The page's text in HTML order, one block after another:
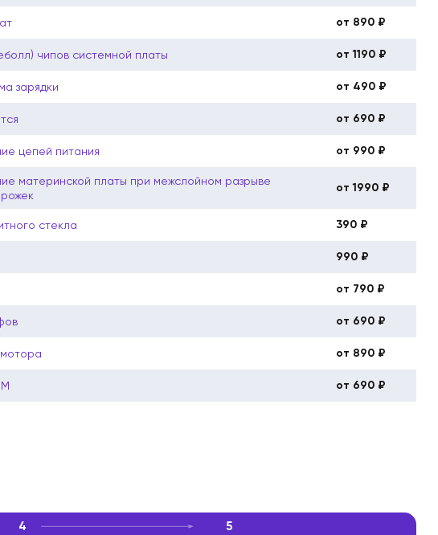
от 890 ₽
чипов системной платы от 1190 ₽
зарядки от 490 ₽
от 690 ₽
цепей питания от 990 ₽
материнской платы при межслойном разрыве
от 1990 ₽
стекла 390 ₽
990 ₽
от 790 ₽
от 690 ₽
от 890 ₽
от 690 ₽
4 5